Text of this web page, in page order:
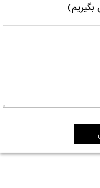
بگیریم)